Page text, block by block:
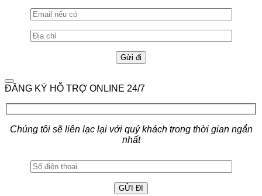
ĐĂNG KÝ HỖ TRỢ ONLINE 24/7
Chúng tôi sẽ liên lạc lại với quý khách trong thời gian ngắn
nhất